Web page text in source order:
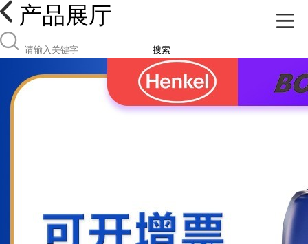
产品展厅
搜索